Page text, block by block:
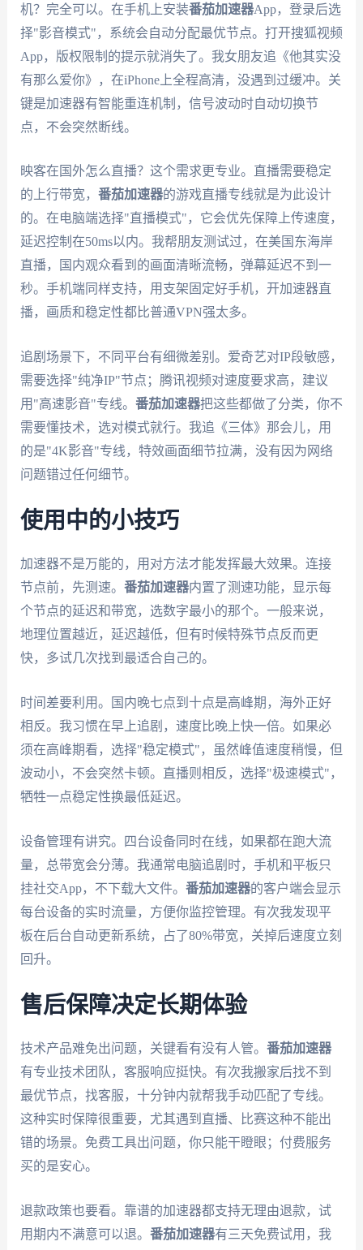
机？完全可以。在手机上安装番茄加速器App，登录后选
择"影音模式"，系统会自动分配最优节点。打开搜狐视频
App，版权限制的提示就消失了。我女朋友追《他其实没
有那么爱你》，在iPhone上全程高清，没遇到过缓冲。关
键是加速器有智能重连机制，信号波动时自动切换节
点，不会突然断线。
映客在国外怎么直播？这个需求更专业。直播需要稳定
的上行带宽， 番茄加速器的游戏直播专线就是为此设计
的。在电脑端选择"直播模式"，它会优先保障上传速度，
延迟控制在50ms以内。我帮朋友测试过，在美国东海岸
直播，国内观众看到的画面清晰流畅，弹幕延迟不到一
秒。手机端同样支持，用支架固定好手机，开加速器直
播，画质和稳定性都比普通VPN强太多。
追剧场景下，不同平台有细微差别。爱奇艺对IP段敏感，
需要选择"纯净IP"节点；腾讯视频对速度要求高，建议
用"高速影音"专线。 番茄加速器把这些都做了分类，你不
需要懂技术，选对模式就行。我追《三体》那会儿，用
的是"4K影音"专线，特效画面细节拉满，没有因为网络
问题错过任何细节。
使用中的小技巧
加速器不是万能的，用对方法才能发挥最大效果。连接
节点前，先测速。 番茄加速器内置了测速功能，显示每
个节点的延迟和带宽，选数字最小的那个。一般来说，
地理位置越近，延迟越低，但有时候特殊节点反而更
快，多试几次找到最适合自己的。
时间差要利用。国内晚七点到十点是高峰期，海外正好
相反。我习惯在早上追剧，速度比晚上快一倍。如果必
须在高峰期看，选择"稳定模式"，虽然峰值速度稍慢，但
波动小，不会突然卡顿。直播则相反，选择"极速模式"，
牺牲一点稳定性换最低延迟。
设备管理有讲究。四台设备同时在线，如果都在跑大流
量，总带宽会分薄。我通常电脑追剧时，手机和平板只
挂社交App，不下载大文件。 番茄加速器的客户端会显示
每台设备的实时流量，方便你监控管理。有次我发现平
板在后台自动更新系统，占了80%带宽，关掉后速度立刻
回升。
售后保障决定长期体验
技术产品难免出问题，关键看有没有人管。 番茄加速器
有专业技术团队，客服响应挺快。有次我搬家后找不到
最优节点，找客服，十分钟内就帮我手动匹配了专线。
这种实时保障很重要，尤其遇到直播、比赛这种不能出
错的场景。免费工具出问题，你只能干瞪眼；付费服务
买的是安心。
退款政策也要看。靠谱的加速器都支持无理由退款，试
用期内不满意可以退。 番茄加速器有三天免费试用，我